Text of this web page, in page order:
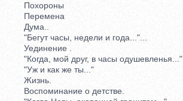
Похороны
Перемена
Дума..
"Бегут часы, недели и года..."...
Уединение .
"Когда, мой друг, в часы одушевленья..."
"Уж и как же ты..."
Жизнь.
Воспоминание о детстве.